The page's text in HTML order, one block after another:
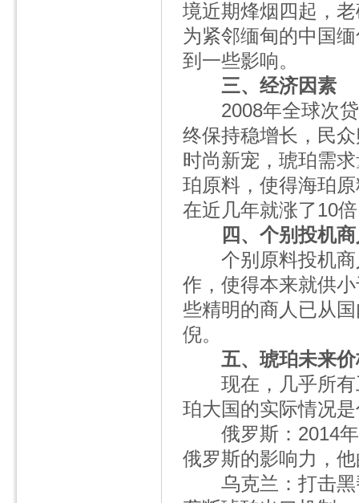
境近期烽烟四起，
为紧邻缅甸的中国
到一些影响。
三、经济因素
2008年全球次贷
终保持稳增长，民
时尚新宠，琥珀需
珀原料，使得海珀
在近几年就涨了10
四、个别投机
个别原料投机商
作，使得本来就供
些精明的商人已从
倪。
五、琥珀未来
现在，几乎所有
珀大国的实际情况
俄罗斯：2014年
俄罗斯的影响力，
乌克兰：打击黑